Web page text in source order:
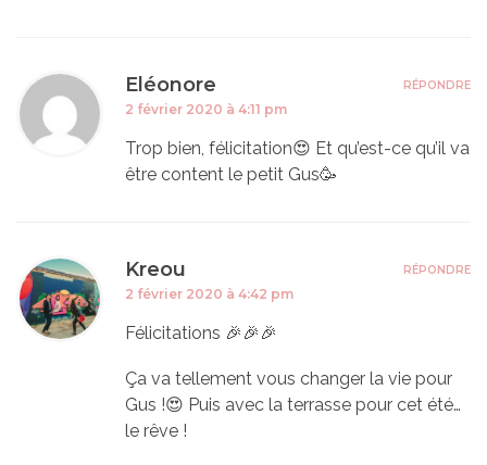
Eléonore
2 février 2020 à 4:11 pm
Trop bien, félicitation😍 Et qu’est-ce qu’il va
être content le petit Gus🥳
RÉPONDRE
Kreou
2 février 2020 à 4:42 pm
Félicitations 🎉🎉🎉
Ça va tellement vous changer la vie pour
Gus !😍 Puis avec la terrasse pour cet été…
le rêve !
RÉPONDRE